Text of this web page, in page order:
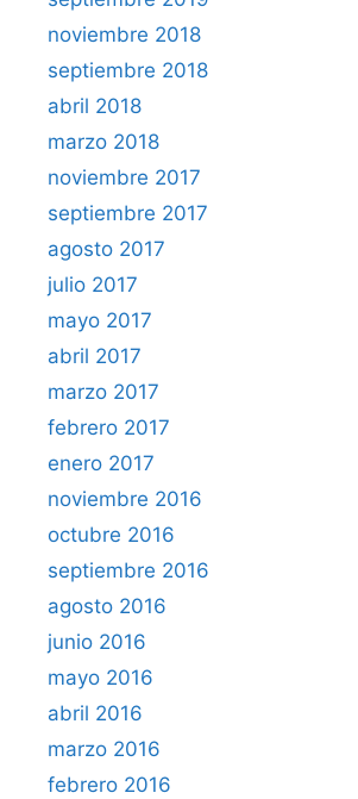
noviembre 2018
septiembre 2018
abril 2018
marzo 2018
noviembre 2017
septiembre 2017
agosto 2017
julio 2017
mayo 2017
abril 2017
marzo 2017
febrero 2017
enero 2017
noviembre 2016
octubre 2016
septiembre 2016
agosto 2016
junio 2016
mayo 2016
abril 2016
marzo 2016
febrero 2016